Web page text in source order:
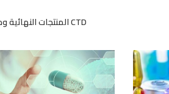
المنتجات النهائية وملفات CTD